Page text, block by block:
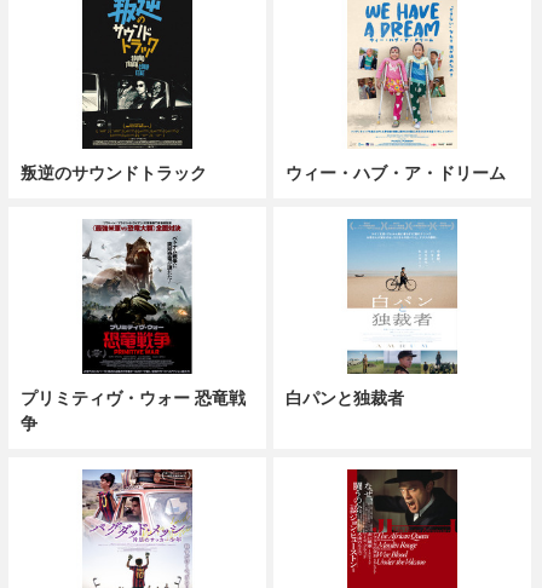
叛逆のサウンドトラック ウィー・ハブ・ア・ドリーム
プリミティヴ・ウォー 恐竜戦
争
白パンと独裁者